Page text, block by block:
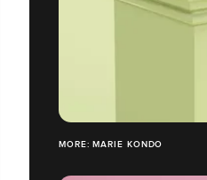
MORE: MARIE KONDO